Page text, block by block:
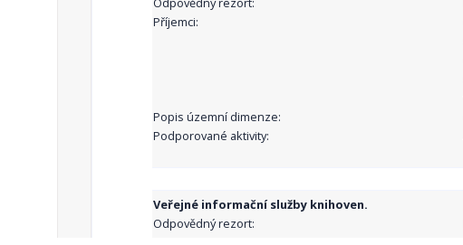
Příjemci:
Popis územní dimenze:
Podporované aktivity:
Veřejné informační služby knihoven.
Odpovědný rezort: